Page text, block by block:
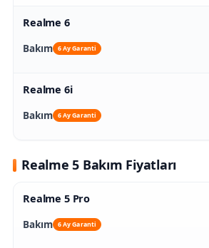
Realme 6
Bakım 6 Ay Garanti
Realme 6i
Bakım 6 Ay Garanti
Realme 5 Bakım Fiyatları
Realme 5 Pro
Bakım 6 Ay Garanti